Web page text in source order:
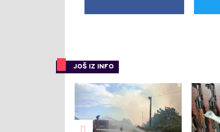
JOŠ IZ INFO
0